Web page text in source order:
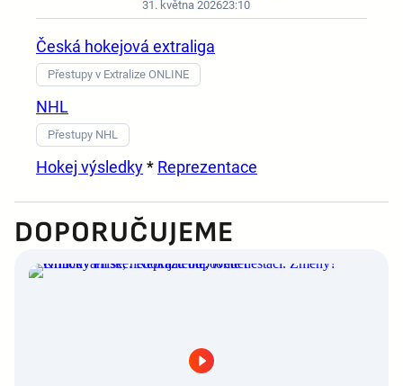
31. května 202623:10
Česká hokejová extraliga
Přestupy v Extralize ONLINE
NHL
Přestupy NHL
Hokej výsledky* Reprezentace
DOPORUČUJEME